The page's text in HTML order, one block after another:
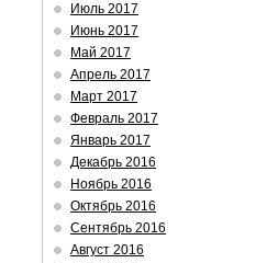
Июль 2017
Июнь 2017
Май 2017
Апрель 2017
Март 2017
Февраль 2017
Январь 2017
Декабрь 2016
Ноябрь 2016
Октябрь 2016
Сентябрь 2016
Август 2016